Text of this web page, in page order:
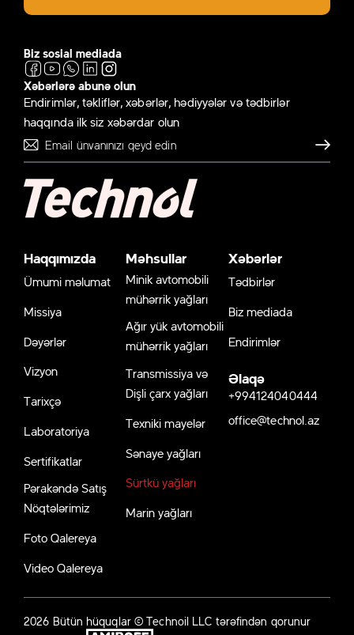
Biz sosial mediada
Xəbərlərə abunə olun
Endirimlər, təkliflər, xəbərlər, hədiyyələr və tədbirlər
haqqında ilk siz xəbərdar olun
Göndər
Haqqımızda
Ümumi məlumat
Missiya
Dəyərlər
Vizyon
Tarixçə
Laboratoriya
Sertifikatlar
Pərakəndə Satış
Nöqtələrimiz
Foto Qalereya
Video Qalereya
Məhsullar
Minik avtomobili
mühərrik yağları
Ağır yük avtomobili
mühərrik yağları
Transmissiya və
Dişli çarx yağları
Texniki mayelər
Sənaye yağları
Sürtkü yağları
Marin yağları
Xəbərlər
Tədbirlər
Biz mediada
Endirimlər
Əlaqə
+994124040444
office@technol.az
2026 Bütün hüquqlar © Technoil LLC tərəfindən qorunur